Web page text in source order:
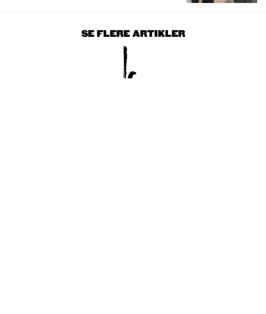
SE FLERE ARTIKLER